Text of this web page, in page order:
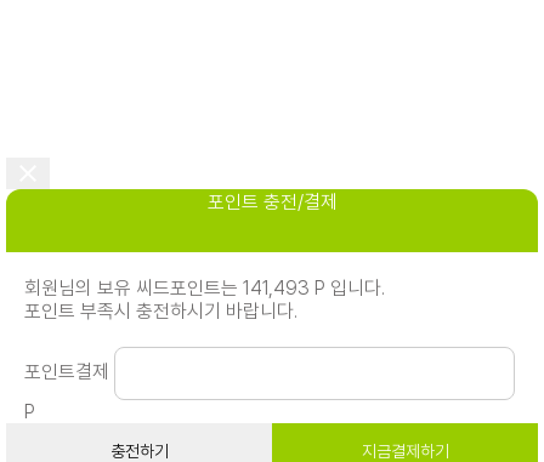
포인트 충전/결제
회원님의 보유 씨드포인트는 141,493 P 입니다.
포인트 부족시 충전하시기 바랍니다.
포인트결제
P
충전하기 지금결제하기